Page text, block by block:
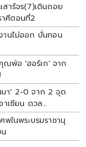
าร์จร(7)เดินถอย
ศีตอนที่2
นไม่ออก บั่นทอน
ณพ่อ 'ฮอร์เก' จาก
มา' 2-0 จาก 2 จุด
าเซียน ดวล
ในพระบรมราชานุ